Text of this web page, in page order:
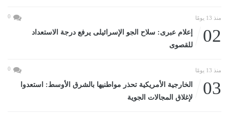
منذ 13 يومًا 0
02
إعلام عبرى: سلاح الجو الإسرائيلى يرفع درجة الاستعداد
للقصوى
منذ 13 يومًا 0
03
الخارجية الأمريكية تحذر مواطنيها بالشرق الأوسط: استعدوا
لإغلاق المجالات الجوية